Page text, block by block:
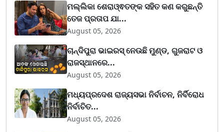
ମଲ୍ଲିକା ଶେରାଓ୍ଵତଙ୍କ ସହିତ କଣ କରୁଛନ୍ତି
ତେଜ ପ୍ରତାପ ଯା...
August 05, 2026
ଚାନ୍ଦିପୁରା ଭାଇରସ୍ ନେଉଛି ମୁଣ୍ଡ, ଗୁଜରାଟ ଓ
ରାଜସ୍ଥାନରେ...
August 05, 2026
ମଧ୍ୟପ୍ରଦେଶ ରାଜ୍ୟସଭା ନିର୍ବାଚନ, ନିର୍ବିରୋଧ
ନିର୍ବାଚିତ...
August 05, 2026